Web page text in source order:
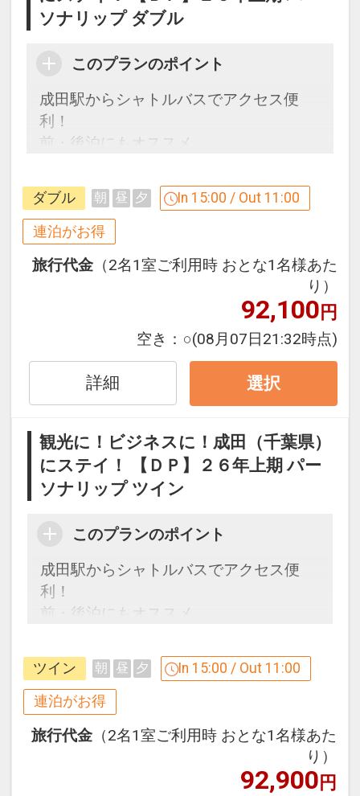
ソナリップ ダブル
このプランのポイント
成田駅からシャトルバスでアクセス便
利！
前・後泊にもオススメ
【連泊するとお得】連泊割引がございま
す
1泊目より1泊につきおひとり様５００
※宿泊期間中すべての日において人数・
氏名・客室タイプ・食事条件・プラン同
一であることが割引適用の条件となりま
す。
ーからお進みいただいた後表示される
「空室照会結果確認画面」でご確認くだ
さい。
「食事なしプラン」と「朝食付プラン」
●「食事なしプラン」と「朝食付プラ
ン」を掲載しています。
※ご覧のページがどちらかを
み下さい。
設定期間：2026年4月1日～2027年3月
インターネットコース番号：DP-1-
ダブル 朝 昼 夕 In 15:00 / Out 11:00
連泊がお得
旅行代金 （2名1室ご利用時 おとな1名様あた
り）
92,100円
空き： ○(08月07日21:32時点)
詳細 選択
観光に！ビジネスに！成田（千葉県）
にステイ！ 【ＤＰ】２６年上期 パー
ソナリップ ツイン
このプランのポイント
成田駅からシャトルバスでアクセス便
利！
前・後泊にもオススメ
【連泊するとお得】連泊割引がございま
す
1泊目より1泊につきおひとり様５００
ツイン 朝 昼 夕 In 15:00 / Out 11:00
連泊がお得
旅行代金 （2名1室ご利用時 おとな1名様あた
り）
92,900円